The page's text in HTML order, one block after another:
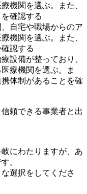
機関を選ぶ。また、
確認する
自宅や職場からのア
機関を選ぶ。また、
認する
設備が整っており、
療機関を選ぶ。ま
体制があることを確
頼できる事業者と出
にわたりますが、あ
。
選択をしてくださ